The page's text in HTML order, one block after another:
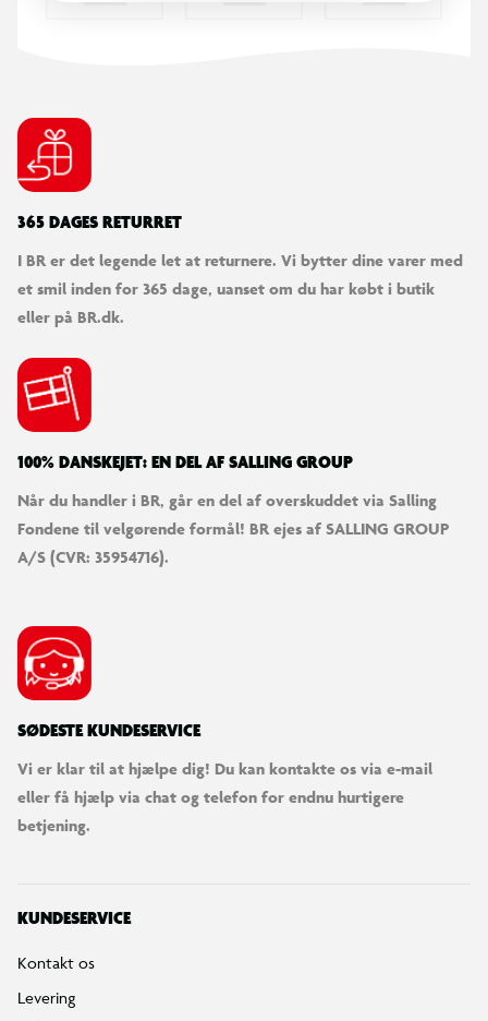
365 DAGES RETURRET
I BR er det legende let at returnere. Vi bytter dine varer med
et smil inden for 365 dage, uanset om du har købt i butik
eller på BR.dk.
100% DANSKEJET: EN DEL AF SALLING GROUP
Når du handler i BR, går en del af overskuddet via Salling
Fondene til velgørende formål! BR ejes af SALLING GROUP
A/S (CVR: 35954716).
SØDESTE KUNDESERVICE
Vi er klar til at hjælpe dig! Du kan kontakte os via e-mail
eller få hjælp via chat og telefon for endnu hurtigere
betjening.
KUNDESERVICE
Kontakt os
Levering